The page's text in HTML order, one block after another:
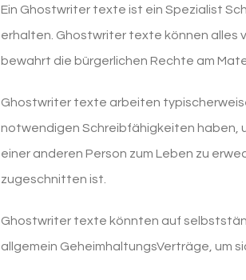
Ein Ghostwriter texte ist ein Spezialist
erhalten. Ghostwriter texte können alles
bewahrt die bürgerlichen Rechte am
Ghostwriter texte arbeiten
notwendigen Schreibfähigkeiten haben,
einer anderen Person zum Leben zu
zugeschnitten ist.
Ghostwriter texte könnten auf
allgemein GeheimhaltungsVerträge, um